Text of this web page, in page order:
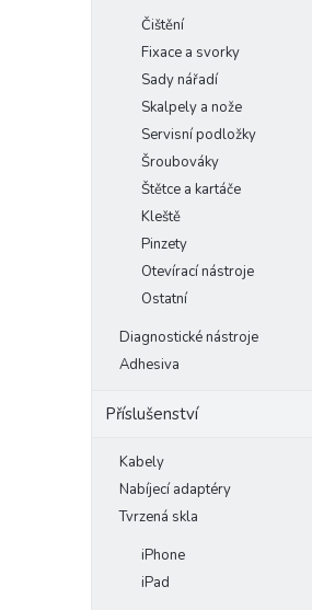
Čištění
Fixace a svorky
Sady nářadí
Skalpely a nože
Servisní podložky
Šroubováky
Štětce a kartáče
Kleště
Pinzety
Otevírací nástroje
Ostatní
Diagnostické nástroje
Adhesiva
Příslušenství
Kabely
Nabíjecí adaptéry
Tvrzená skla
iPhone
iPad